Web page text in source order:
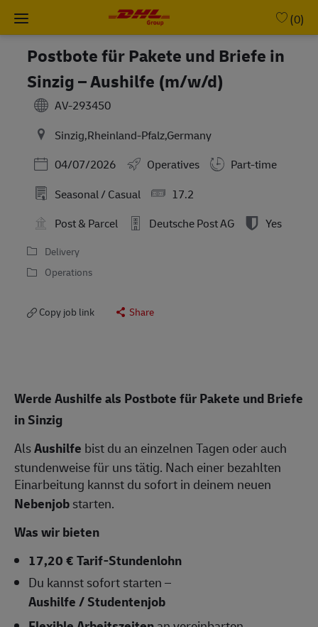
Skip to main content
(0)
Postbote für Pakete und Briefe in
Sinzig – Aushilfe (m/w/d)
AV-293450
Sinzig,Rheinland-Pfalz,Germany
Posted Date
04/07/2026 Operatives
Part-time
Seasonal / Casual
17.2
Post & Parcel
Deutsche Post AG Yes
Delivery
Operations
Copy job link Share
Werde Aushilfe als Postbote für Pakete und Briefe
inSinzig
AlsAushilfe bist du an einzelnen Tagen oder auch
stundenweise für uns tätig. Nach einer bezahlten
Einarbeitung kannst du sofort in deinem neuen
Nebenjobstarten.
Was wir bieten
17,20 € Tarif-Stundenlohn
Du kannst sofort starten –
Aushilfe / Studentenjob